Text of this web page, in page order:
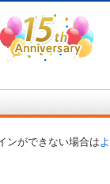
ンができない場合は